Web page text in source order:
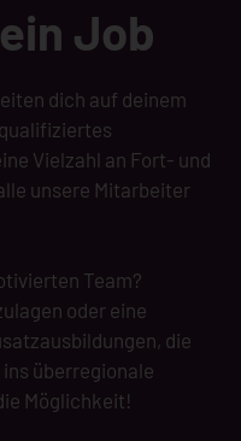
Job
dich auf deinem
Vielzahl an Fort- und
unsere Mitarbeiter
Team?
oder eine
die
überregionale
Möglichkeit!